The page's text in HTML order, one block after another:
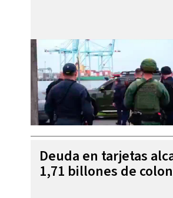
Deuda en tarjetas
1,71 billones de